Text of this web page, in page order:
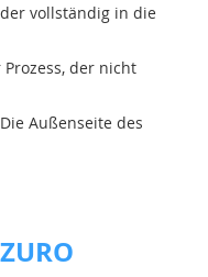
vollständig in die
der nicht
Außenseite des